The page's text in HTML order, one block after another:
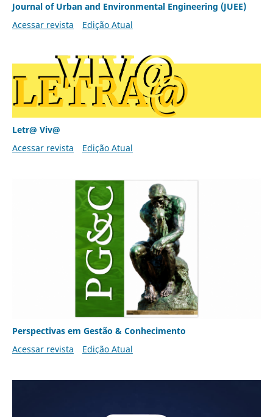
Journal of Urban and Environmental Engineering (JUEE)
Acessar revista
Edição Atual
Letr@ Viv@
Acessar revista
Edição Atual
Perspectivas em Gestão & Conhecimento
Acessar revista
Edição Atual